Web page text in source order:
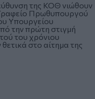
της ΚΟΘ νιώθουν
Πρωθυπουργού
Υπουργείου
την πρώτη στιγμή
του χρόνιου
στο αίτημα της